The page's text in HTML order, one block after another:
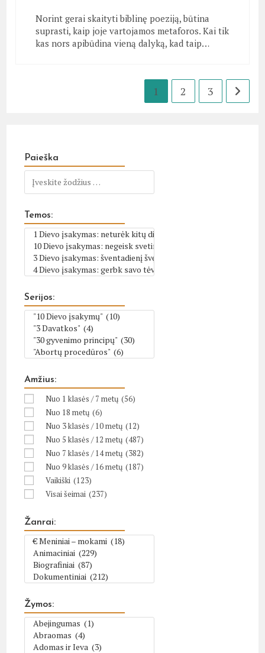
Norint gerai skaityti biblinę poeziją, būtina
suprasti, kaip joje vartojamos metaforos. Kai tik
kas nors apibūdina vieną dalyką, kad taip…
1 2 3 Go to
Paieška
Temos:
Serijos:
Amžius:
Nuo 1 klasės / 7 metų (56)
Nuo 18 metų (6)
Nuo 3 klasės / 10 metų (12)
Nuo 5 klasės / 12 metų (487)
Nuo 7 klasės / 14 metų (382)
Nuo 9 klasės / 16 metų (187)
Vaikiški (123)
Visai šeimai (237)
Žanrai:
Žymos: